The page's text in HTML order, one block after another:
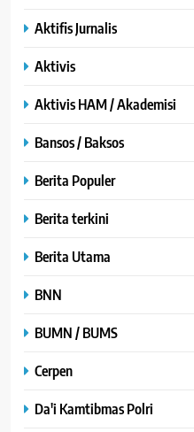
Aktifis Jurnalis
Aktivis
Aktivis HAM / Akademisi
Bansos / Baksos
Berita Populer
Berita terkini
Berita Utama
BNN
BUMN / BUMS
Cerpen
Da'i Kamtibmas Polri